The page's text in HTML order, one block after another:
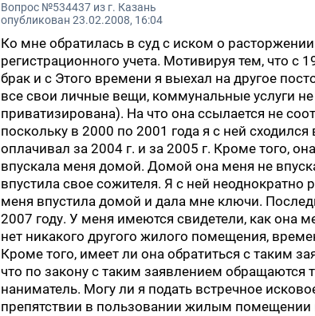
Вопрос №534437 из г. Казань
опубликован 23.02.2008, 16:04
Ко мне обратилась в суд с иском о
регистрационного учета. Мотивируя тем, что с
брак и с Этого времени я выехал на другое
все свои личные вещи, коммунальные услуги
приватизирована). На что она ссылается не
поскольку в 2000 по 2001 года я с ней
оплачивал за 2004 г. и за 2005 г. Кроме того,
впускала меня домой. Домой она меня не
впустила свое сожителя. Я с ней неоднократно
меня впустила домой и дала мне ключи.
2007 году. У меня имеются свидетели, как она
нет никакого другого жилого помещения,
Кроме того, имеет ли она обратиться с таким
что по закону с таким заявлением обращаются
наниматель. Могу ли я подать встречное
препятствии в пользовании жилым помещении